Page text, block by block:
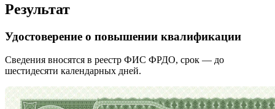
Результат
Удостоверение о повышении квалификации
Сведения вносятся в реестр ФИС ФРДО, срок — до
шестидесяти календарных дней.